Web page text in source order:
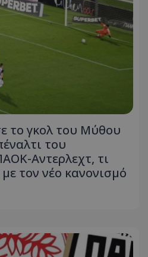
το γκολ του Μύθου
του
Αντερλεχτ, τι
τον νέο κανονισμό